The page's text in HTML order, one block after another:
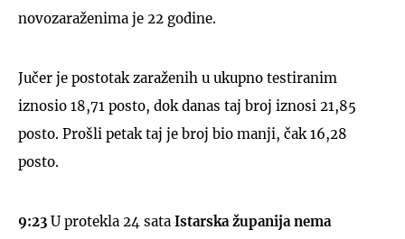
novozaraženima je 22 godine.
Jučer je postotak zaraženih u ukupno testiranim
iznosio 18,71 posto, dok danas taj broj iznosi 21,85
posto. Prošli petak taj je broj bio manji, čak 16,28
posto.
9:23 U protekla 24 sata Istarska županija nema